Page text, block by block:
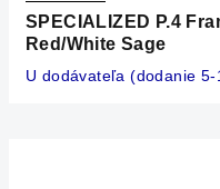
SPECIALIZED P.4
Red/White Sage
U dodávateľa (dodanie 5-